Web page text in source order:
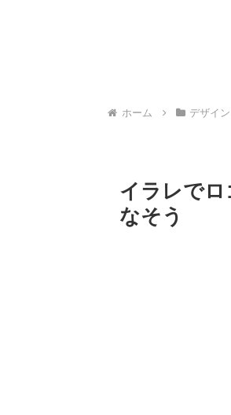
ホーム デザイン
イラレで
なそう